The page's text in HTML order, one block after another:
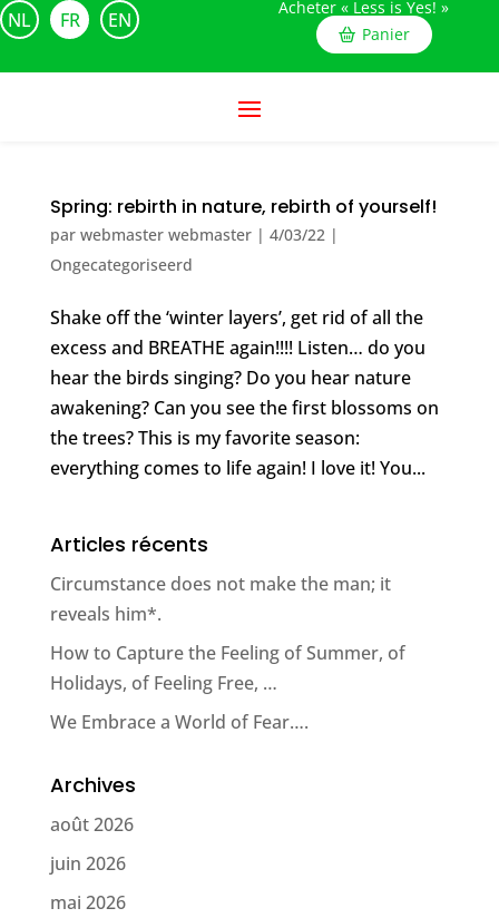
NL FR EN
Acheter « Less is Yes! »
Panier
Spring: rebirth in nature, rebirth of yourself!
par webmaster webmaster| 4/03/22|
Ongecategoriseerd
Shake off the ‘winter layers’, get rid of all the
excess and BREATHE again!!!! Listen… do you
hear the birds singing? Do you hear nature
awakening? Can you see the first blossoms on
the trees? This is my favorite season:
everything comes to life again! I love it! You...
Articles récents
Circumstance does not make the man; it
reveals him*.
How to Capture the Feeling of Summer, of
Holidays, of Feeling Free, …
We Embrace a World of Fear….
Archives
août 2026
juin 2026
mai 2026